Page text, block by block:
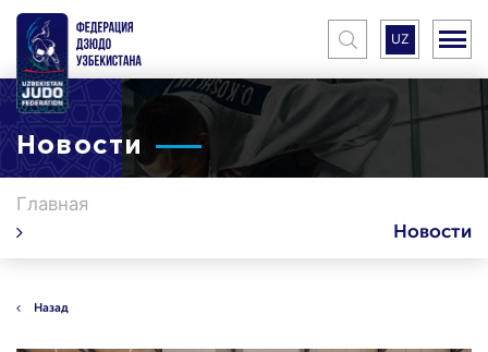
UZ
Новости
Главная
Новости
Назад